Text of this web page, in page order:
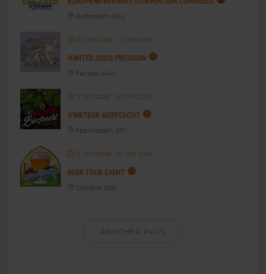
Rotterdam (NL)
07 SEP 2026- 13 SEP 2026
NANTES SOUS PRESSION
Nantes (44)
11 SEP 2026- 12 SEP 2026
S’METEOR BIERFESCHT
Hochfelden (67)
12 SEP 2026- 13 SEP 2026
BEER TOUR EVENT
Cambrai (59)
AFFICHER PLUS